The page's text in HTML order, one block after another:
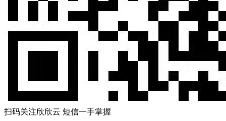
扫码关注欣欣云 短信一手掌握